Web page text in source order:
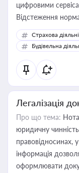
цифровими
Відстеження
корисне для
бухгалтера під
державного
статусу суб'єктів
Страхова
Будівельна
Легалізація
Про що тема:
юридичну
правовідносинах,
інформація
оформлювати